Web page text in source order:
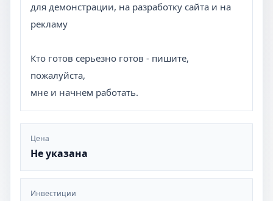
для демонстрации, на разработку сайта и на
рекламу
Кто готов серьезно готов - пишите,
пожалуйста,
мне и начнем работать.
Цена
Не указана
Инвестиции